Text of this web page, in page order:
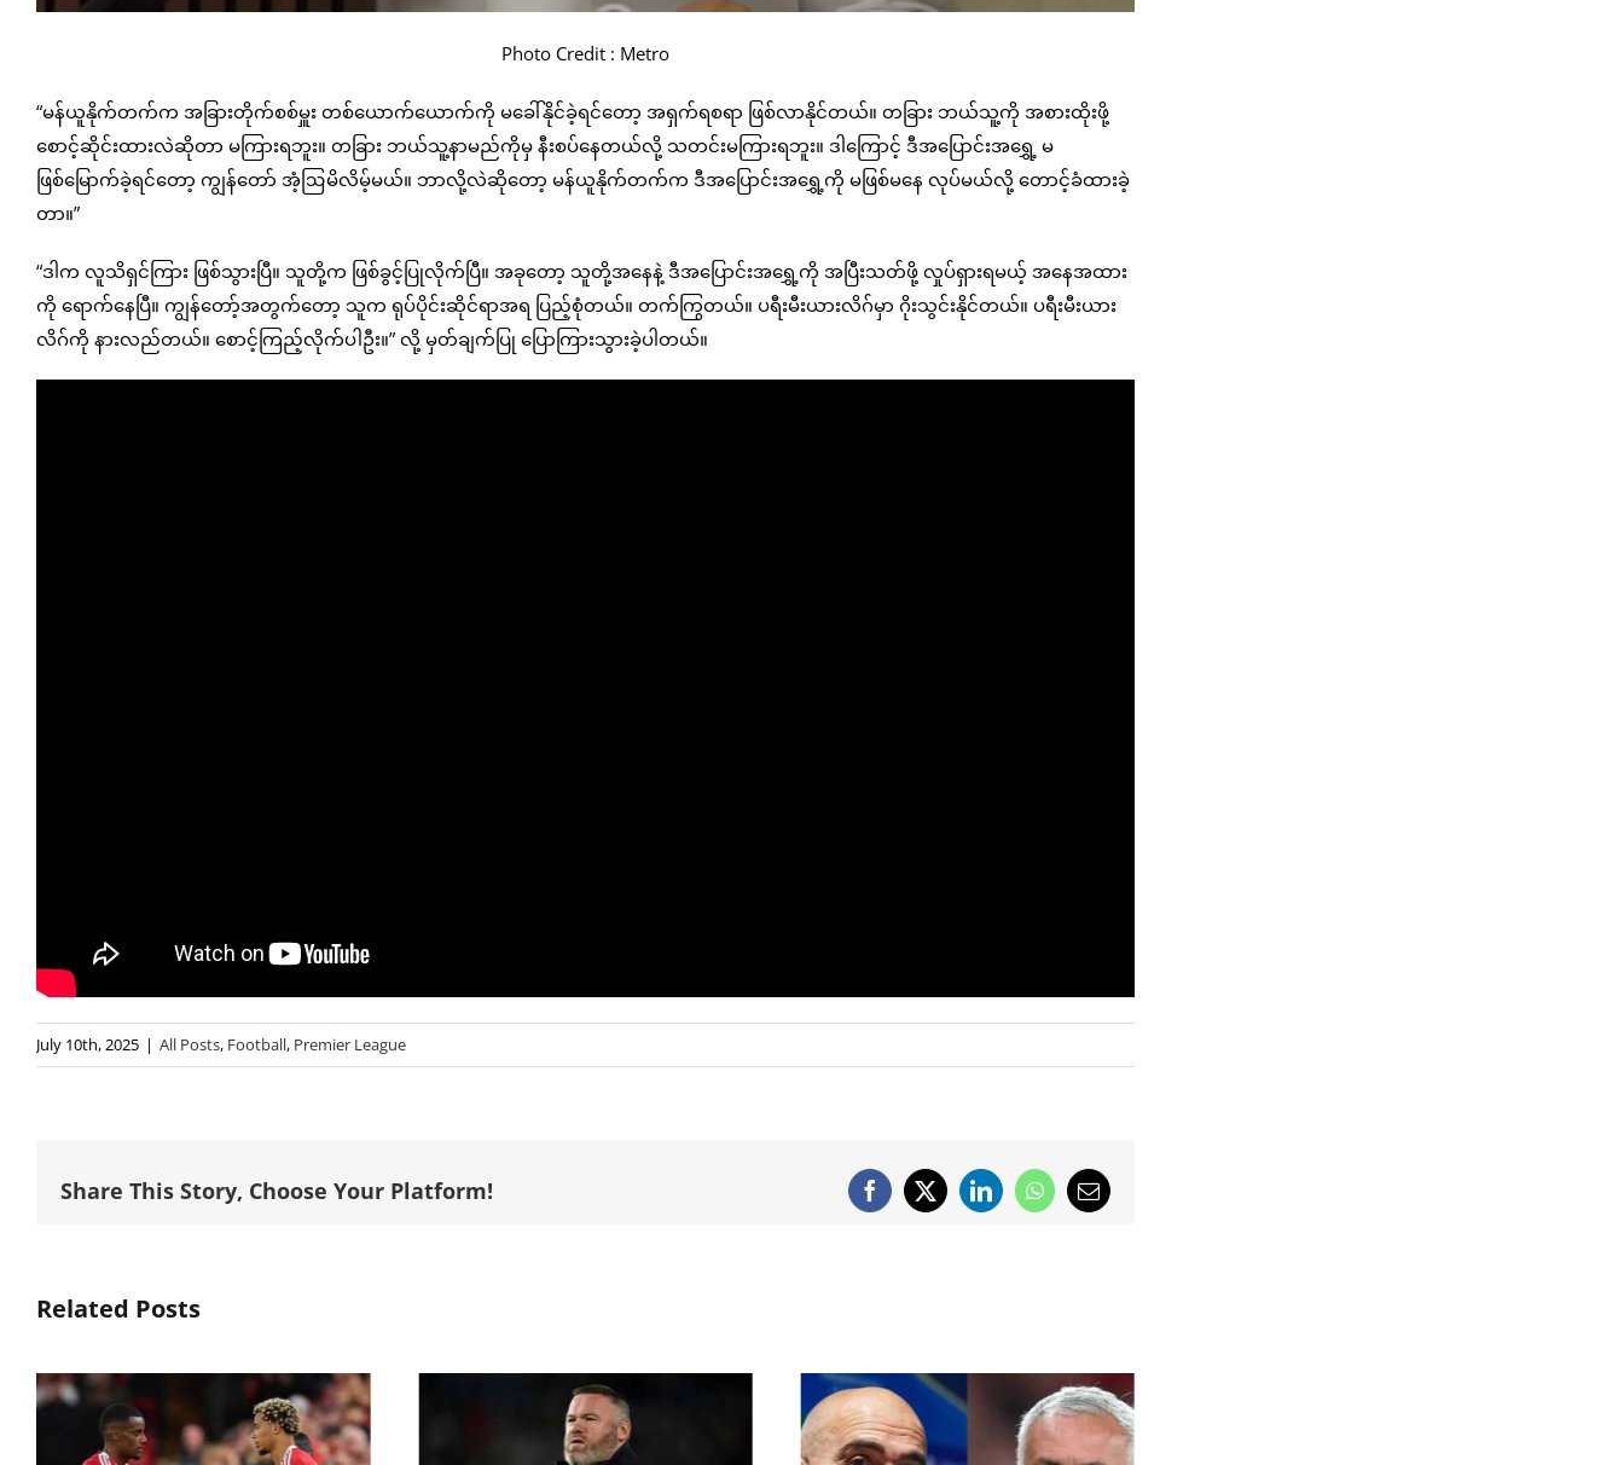
Photo Credit : Metro
“မန်ယူနိုက်တက်က အခြားတိုက်စစ်မှူး တစ်ယောက်ယောက်ကို မခေါ်နိုင်ခဲ့ရင်တော့ အရှက်ရစရာ ဖြစ်လာနိုင်တယ်။ တခြား ဘယ်သူ့ကို အစားထိုးဖို့
စောင့်ဆိုင်းထားလဲဆိုတာ မကြားရဘူး။ တခြား ဘယ်သူ့နာမည်ကိုမှ နီးစပ်နေတယ်လို့ သတင်းမကြားရဘူး။ ဒါကြောင့် ဒီအပြောင်းအရွှေ့ မ
ဖြစ်မြောက်ခဲ့ရင်တော့ ကျွန်တော် အံ့ဩမိလိမ့်မယ်။ ဘာလို့လဲဆိုတော့ မန်ယူနိုက်တက်က ဒီအပြောင်းအရွှေ့ကို မဖြစ်မနေ လုပ်မယ်လို့ တောင့်ခံထားခဲ့
တာ။”
“ဒါက လူသိရှင်ကြား ဖြစ်သွားပြီ။ သူတို့က ဖြစ်ခွင့်ပြုလိုက်ပြီ။ အခုတော့ သူတို့အနေနဲ့ ဒီအပြောင်းအရွှေ့ကို အပြီးသတ်ဖို့ လှုပ်ရှားရမယ့် အနေအထား
ကို ရောက်နေပြီ။ ကျွန်တော့်အတွက်တော့ သူက ရုပ်ပိုင်းဆိုင်ရာအရ ပြည့်စုံတယ်။ တက်ကြွတယ်။ ပရီးမီးယားလိဂ်မှာ ဂိုးသွင်းနိုင်တယ်။ ပရီးမီးယား
လိဂ်ကို နားလည်တယ်။ စောင့်ကြည့်လိုက်ပါဦး။” လို့ မှတ်ချက်ပြု ပြောကြားသွားခဲ့ပါတယ်။
July 10th, 2025 | All Posts, Football, Premier League
Share This Story, Choose Your Platform! Facebook
X LinkedInWhatsApp
Email
Related Posts